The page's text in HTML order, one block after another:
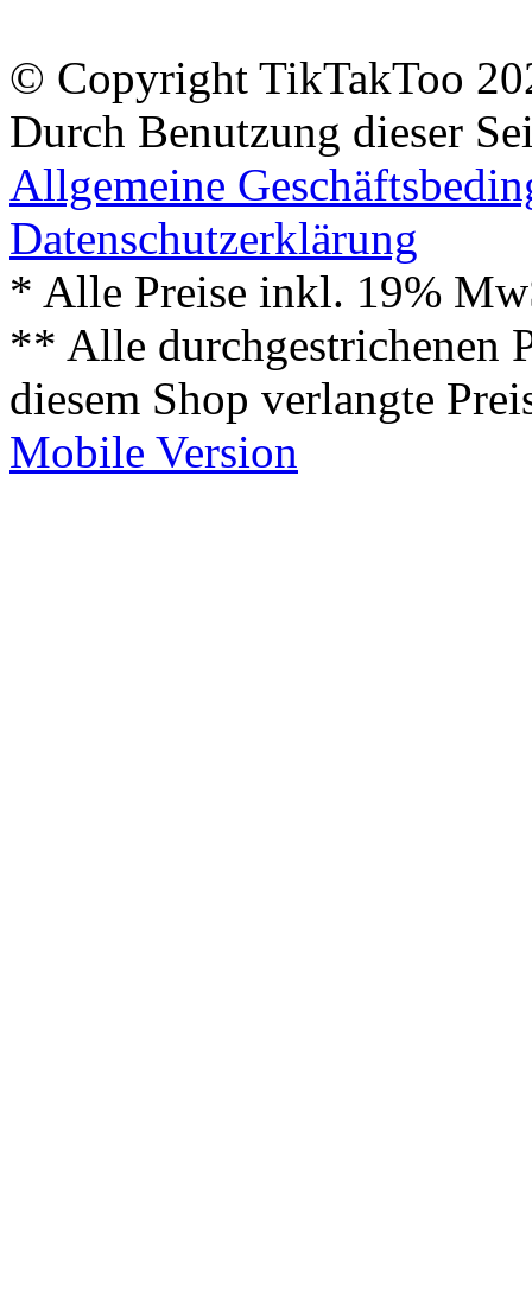
© Copyright TikTakToo
Durch Benutzung dieser
Allgemeine
Datenschutzerklärung
* Alle Preise inkl. 19%
** Alle durchgestrichenen
diesem Shop verlangte
Mobile Version